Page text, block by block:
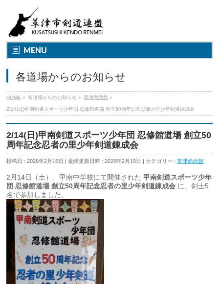
MENU
各道場からのお知らせ
HOME » 各道場からのお知らせ » 草津尚武館 »
2/14(日)甲南剣道スポーツ少年団 忍修館道場 創立50周年記念忍者の里少年剣道錬成会
2/14(日)甲南剣道スポーツ少年団 忍修館道場 創立50
周年記念忍者の里少年剣道錬成会
投稿日 : 2026年2月15日 最終更新日時 : 2026年2月15日 カテゴリー :草津尚武館
2月14日（土）、甲南中学校にて開催された 甲南剣道スポーツ少年
団 忍修館道場 創立50周年記念忍者の里少年剣道錬成会 に、剣士5
名で参加しました。